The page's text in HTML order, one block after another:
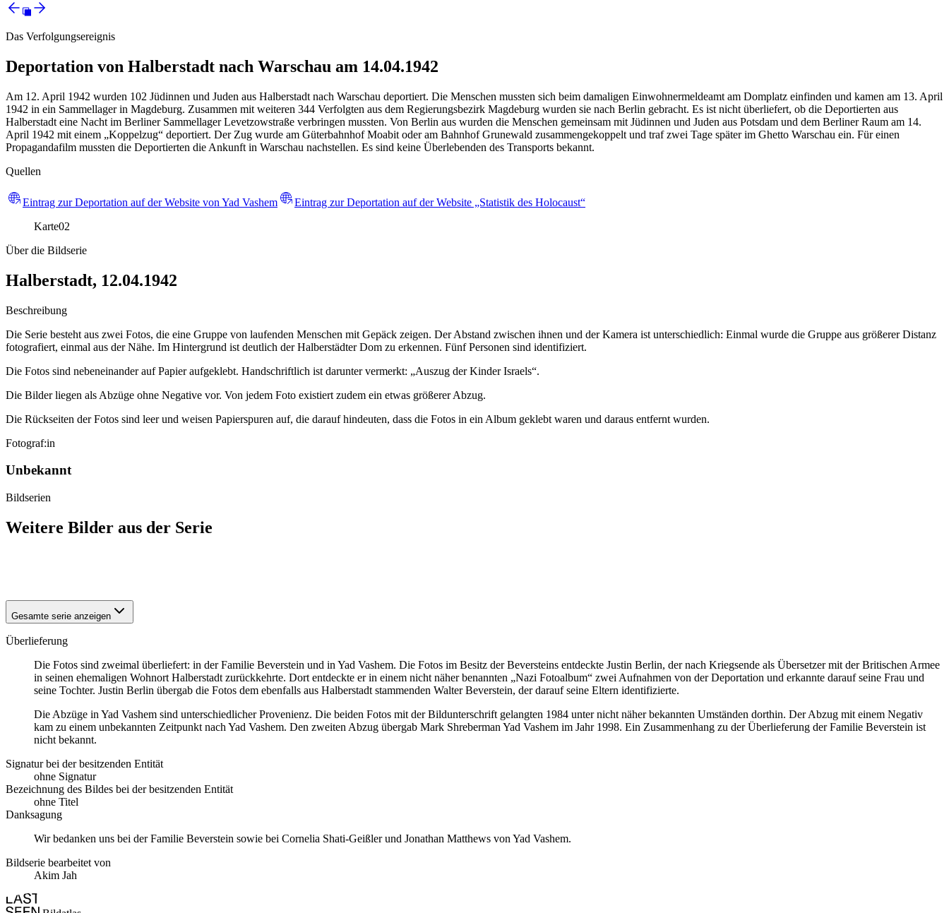
Das Verfolgungsereignis
Deportation von Halberstadt nach Warschau am 14.04.1942
Am 12. April 1942 wurden 102 Jüdinnen und Juden aus Halberstadt nach Warschau deportiert. Die Menschen mussten sich beim damaligen Einwohnermeldeamt am Domplatz einfinden und kamen am 13. April
1942 in ein Sammellager in Magdeburg. Zusammen mit weiteren 344 Verfolgten aus dem Regierungsbezirk Magdeburg wurden sie nach Berlin gebracht. Es ist nicht überliefert, ob die Deportierten aus
Halberstadt eine Nacht im Berliner Sammellager Levetzowstraße verbringen mussten. Von Berlin aus wurden die Menschen gemeinsam mit Jüdinnen und Juden aus Potsdam und dem Berliner Raum am 14.
April 1942 mit einem „Koppelzug“ deportiert. Der Zug wurde am Güterbahnhof Moabit oder am Bahnhof Grunewald zusammengekoppelt und traf zwei Tage später im Ghetto Warschau ein. Für einen
Propagandafilm mussten die Deportierten die Ankunft in Warschau nachstellen. Es sind keine Überlebenden des Transports bekannt.
Quellen
Eintrag zur Deportation auf der Website von Yad Vashem
Eintrag zur Deportation auf der Website „Statistik des Holocaust“
Karte02
Über die Bildserie
Halberstadt, 12.04.1942
Beschreibung
Die Serie besteht aus zwei Fotos, die eine Gruppe von laufenden Menschen mit Gepäck zeigen. Der Abstand zwischen ihnen und der Kamera ist unterschiedlich: Einmal wurde die Gruppe aus größerer Distanz
fotografiert, einmal aus der Nähe. Im Hintergrund ist deutlich der Halberstädter Dom zu erkennen. Fünf Personen sind identifiziert.
Die Fotos sind nebeneinander auf Papier aufgeklebt. Handschriftlich ist darunter vermerkt: „Auszug der Kinder Israels“.
Die Bilder liegen als Abzüge ohne Negative vor. Von jedem Foto existiert zudem ein etwas größerer Abzug.
Die Rückseiten der Fotos sind leer und weisen Papierspuren auf, die darauf hindeuten, dass die Fotos in ein Album geklebt waren und daraus entfernt wurden.
Fotograf:in
Unbekannt
Bildserien
Weitere Bilder aus der Serie
Gesamte serie anzeigen
Überlieferung
Die Fotos sind zweimal überliefert: in der Familie Beverstein und in Yad Vashem. Die Fotos im Besitz der Beversteins entdeckte Justin Berlin, der nach Kriegsende als Übersetzer mit der Britischen Armee
in seinen ehemaligen Wohnort Halberstadt zurückkehrte. Dort entdeckte er in einem nicht näher benannten „Nazi Fotoalbum“ zwei Aufnahmen von der Deportation und erkannte darauf seine Frau und
seine Tochter. Justin Berlin übergab die Fotos dem ebenfalls aus Halberstadt stammenden Walter Beverstein, der darauf seine Eltern identifizierte.
Die Abzüge in Yad Vashem sind unterschiedlicher Provenienz. Die beiden Fotos mit der Bildunterschrift gelangten 1984 unter nicht näher bekannten Umständen dorthin. Der Abzug mit einem Negativ
kam zu einem unbekannten Zeitpunkt nach Yad Vashem. Den zweiten Abzug übergab Mark Shreberman Yad Vashem im Jahr 1998. Ein Zusammenhang zu der Überlieferung der Familie Beverstein ist
nicht bekannt.
Signatur bei der besitzenden Entität
ohne Signatur
Bezeichnung des Bildes bei der besitzenden Entität
ohne Titel
Danksagung
Wir bedanken uns bei der Familie Beverstein sowie bei Cornelia Shati-Geißler und Jonathan Matthews von Yad Vashem.
Bildserie bearbeitet von
Akim Jah